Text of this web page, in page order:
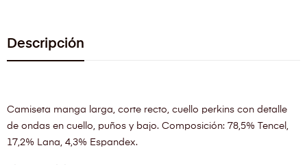
Descripción
Camiseta manga larga, corte recto, cuello perkins con detalle
de ondas en cuello, puños y bajo. Composición: 78,5% Tencel,
17,2% Lana, 4,3% Espandex.